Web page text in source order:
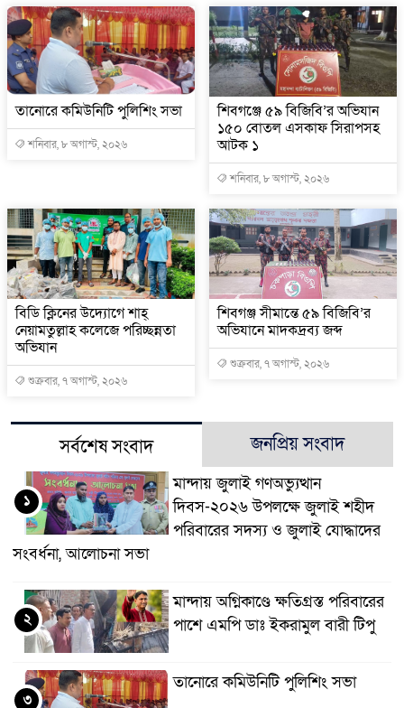
তানোরে কমিউনিটি পুলিশিং সভা
শনিবার, ৮ অগাস্ট, ২০২৬
শিবগঞ্জে ৫৯ বিজিবি’র অভিযান
১৫০ বোতল এসকাফ সিরাপসহ
আটক ১
শনিবার, ৮ অগাস্ট, ২০২৬
বিডি ক্লিনের উদ্যোগে শাহ্
নেয়ামতুল্লাহ কলেজে পরিচ্ছন্নতা
অভিযান
শুক্রবার, ৭ অগাস্ট, ২০২৬
শিবগঞ্জ সীমান্তে ৫৯ বিজিবি’র
অভিযানে মাদকদ্রব্য জব্দ
শুক্রবার, ৭ অগাস্ট, ২০২৬
সর্বশেষ সংবাদ জনপ্রিয় সংবাদ
মান্দায় জুলাই গণঅভ্যুত্থান
দিবস-২০২৬ উপলক্ষে জুলাই শহীদ
পরিবারের সদস্য ও জুলাই যোদ্ধাদের
সংবর্ধনা, আলোচনা সভা
১
মান্দায় অগ্নিকাণ্ডে ক্ষতিগ্রস্ত পরিবারের
পাশে এমপি ডাঃ ইকরামুল বারী টিপু
২
তানোরে কমিউনিটি পুলিশিং সভা
৩